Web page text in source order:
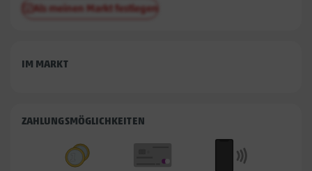
Als meinen Markt festlegen
IM MARKT
ZAHLUNGSMÖGLICHKEITEN